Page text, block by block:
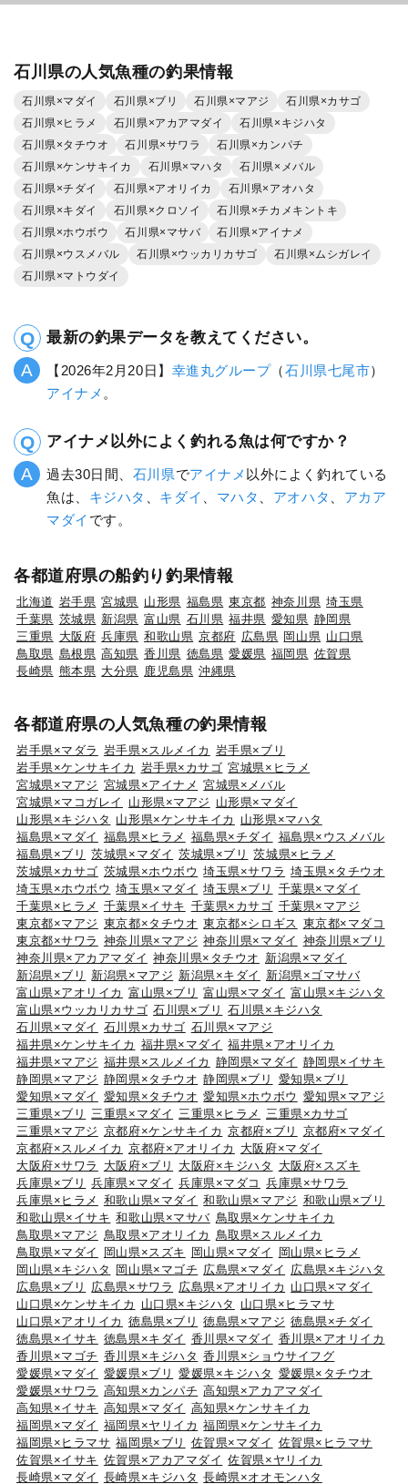
石川県の人気魚種の釣果情報
石川県×マダイ 石川県×ブリ 石川県×マアジ
石川県×カサゴ
石川県×ヒラメ
石川県×アカアマダイ
石川県×キジハタ
石川県×タチウオ
石川県×サワラ
石川県×カンパチ
石川県×ケンサキイカ
石川県×マハタ
石川県×メバル
石川県×チダイ
石川県×アオリイカ
石川県×アオハタ
石川県×キダイ
石川県×クロソイ
石川県×チカメキントキ
石川県×ホウボウ
石川県×マサバ
石川県×アイナメ
石川県×ウスメバル
石川県×ウッカリカサゴ
石川県×ムシガレイ
石川県×マトウダイ
最新の釣果データを教えてください。
【2026年2月20日】 幸進丸グループ（石川県七尾市）
アイナメ 。
アイナメ以外によく釣れる魚は何ですか？
過去30日間、 石川県でアイナメ 以外によく釣れている
魚は、 キジハタ キダイ マハタ アオハタ
アカア
マダイ です。
各都道府県の船釣り釣果情報
北海道 岩手県 宮城県 山形県 福島県 東京都 神奈川県 埼玉県
千葉県 茨城県 新潟県 富山県 石川県 福井県 愛知県 静岡県
三重県 大阪府 兵庫県 和歌山県 京都府 広島県 岡山県 山口県
鳥取県 島根県 高知県 香川県 徳島県 愛媛県 福岡県 佐賀県
長崎県 熊本県 大分県 鹿児島県 沖縄県
各都道府県の人気魚種の釣果情報
岩手県×マダラ 岩手県×スルメイカ 岩手県×ブリ
岩手県×ケンサキイカ 岩手県×カサゴ 宮城県×ヒラメ
宮城県×マアジ 宮城県×アイナメ 宮城県×メバル
宮城県×マコガレイ
山形県×マアジ 山形県×マダイ
山形県×キジハタ 山形県×ケンサキイカ
山形県×マハタ
福島県×マダイ 福島県×ヒラメ 福島県×チダイ 福島県×ウスメバル
福島県×ブリ
茨城県×マダイ 茨城県×ブリ
茨城県×ヒラメ
茨城県×カサゴ 茨城県×ホウボウ 埼玉県×サワラ 埼玉県×タチウオ
埼玉県×ホウボウ 埼玉県×マダイ 埼玉県×ブリ
千葉県×マダイ
千葉県×ヒラメ 千葉県×イサキ 千葉県×カサゴ 千葉県×マアジ
東京都×マアジ 東京都×タチウオ 東京都×シロギス 東京都×マダコ
東京都×サワラ 神奈川県×マアジ 神奈川県×マダイ 神奈川県×ブリ
神奈川県×アカアマダイ 神奈川県×タチウオ 新潟県×マダイ
新潟県×ブリ
新潟県×マアジ 新潟県×キダイ
新潟県×ゴマサバ
富山県×アオリイカ 富山県×ブリ 富山県×マダイ 富山県×キジハタ
富山県×ウッカリカサゴ 石川県×ブリ
石川県×キジハタ
石川県×マダイ 石川県×カサゴ 石川県×マアジ
福井県×ケンサキイカ 福井県×マダイ 福井県×アオリイカ
福井県×マアジ 福井県×スルメイカ 静岡県×マダイ 静岡県×イサキ
静岡県×マアジ 静岡県×タチウオ 静岡県×ブリ
愛知県×ブリ
愛知県×マダイ 愛知県×タチウオ 愛知県×ホウボウ 愛知県×マアジ
三重県×ブリ
三重県×マダイ 三重県×ヒラメ
三重県×カサゴ
三重県×マアジ 京都府×ケンサキイカ 京都府×ブリ
京都府×マダイ
京都府×スルメイカ 京都府×アオリイカ
大阪府×マダイ
大阪府×サワラ
大阪府×ブリ 大阪府×キジハタ
大阪府×スズキ
兵庫県×ブリ
兵庫県×マダイ 兵庫県×マダコ
兵庫県×サワラ
兵庫県×ヒラメ 和歌山県×マダイ 和歌山県×マアジ 和歌山県×ブリ
和歌山県×イサキ 和歌山県×マサバ 鳥取県×ケンサキイカ
鳥取県×マアジ 鳥取県×アオリイカ 鳥取県×スルメイカ
鳥取県×マダイ
岡山県×スズキ 岡山県×マダイ
岡山県×ヒラメ
岡山県×キジハタ
岡山県×マゴチ 広島県×マダイ 広島県×キジハタ
広島県×ブリ
広島県×サワラ 広島県×アオリイカ 山口県×マダイ
山口県×ケンサキイカ
山口県×キジハタ
山口県×ヒラマサ
山口県×アオリイカ 徳島県×ブリ 徳島県×マアジ 徳島県×チダイ
徳島県×イサキ 徳島県×キダイ 香川県×マダイ 香川県×アオリイカ
香川県×マゴチ 香川県×キジハタ 香川県×ショウサイフグ
愛媛県×マダイ 愛媛県×ブリ 愛媛県×キジハタ 愛媛県×タチウオ
愛媛県×サワラ 高知県×カンパチ 高知県×アカアマダイ
高知県×イサキ 高知県×マダイ 高知県×ケンサキイカ
福岡県×マダイ 福岡県×ヤリイカ 福岡県×ケンサキイカ
福岡県×ヒラマサ 福岡県×ブリ 佐賀県×マダイ 佐賀県×ヒラマサ
佐賀県×イサキ 佐賀県×アカアマダイ 佐賀県×ヤリイカ
長崎県×マダイ 長崎県×キジハタ 長崎県×オオモンハタ